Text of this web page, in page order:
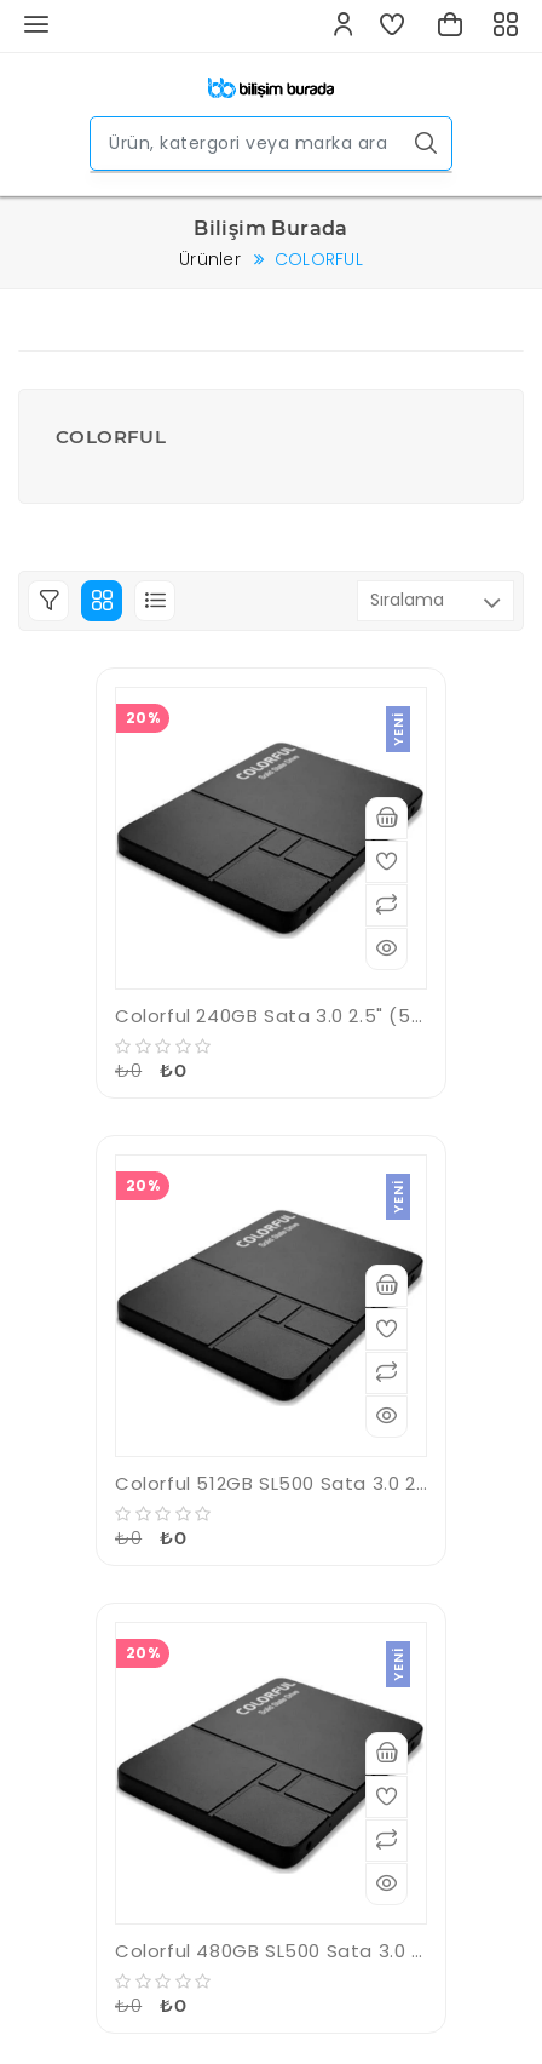
Bilişim Burada
Ürünler COLORFUL
COLORFUL
20% YENI
Colorful 240GB Sata 3.0 2.5" (500MB-S -400MB-S) SL500-240GB SSD Harddisk
₺0 ₺0
20% YENI
Colorful 512GB SL500 Sata 3.0 2.5" (500MB-S -400MB-S) SSD Harddisk
₺0 ₺0
20% YENI
Colorful 480GB SL500 Sata 3.0 2.5" (500MB-S -450MB-S) SSD Harddisk
₺0 ₺0